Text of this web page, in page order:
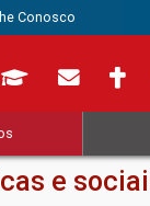
Conosco
e